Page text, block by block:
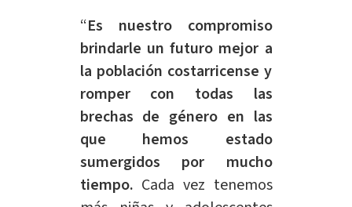
“Es nuestro compromiso
brindarle un futuro mejor a
la población costarricense y
romper con todas las
brechas de género en las
que hemos estado
sumergidos por mucho
tiempo. Cada vez tenemos